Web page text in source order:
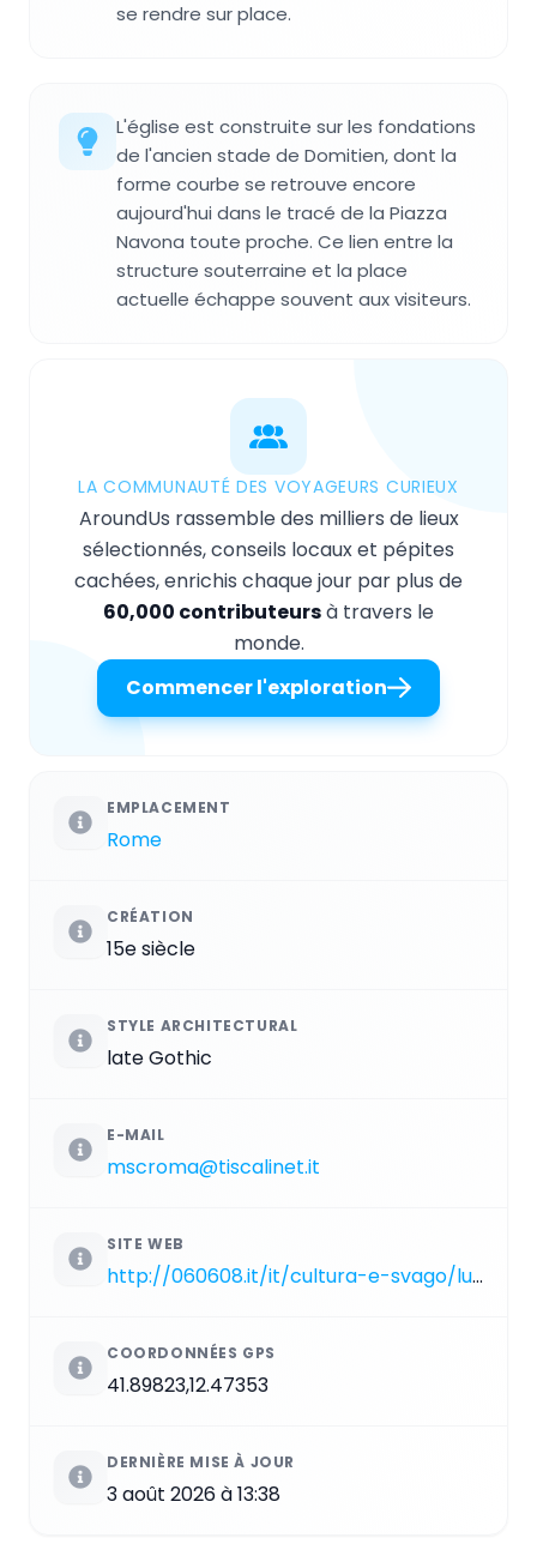
se rendre sur place.
L'église est construite sur les fondations
de l'ancien stade de Domitien, dont la
forme courbe se retrouve encore
aujourd'hui dans le tracé de la Piazza
Navona toute proche. Ce lien entre la
structure souterraine et la place
actuelle échappe souvent aux visiteurs.
LA COMMUNAUTÉ DES VOYAGEURS CURIEUX
AroundUs rassemble des milliers de lieux
sélectionnés, conseils locaux et pépites
cachées, enrichis chaque jour par plus de
60,000 contributeursà travers le
monde.
Commencer l'exploration
EMPLACEMENT
Rome
CRÉATION
15e siècle
STYLE ARCHITECTURAL
late Gothic
E-MAIL
mscroma@tiscalinet.it
SITE WEB
http://060608.it/it/cultura-e-svago/luoghi-di-culto-di-interesse-storico-artistico/chiese-cattoliche/chiesa-nostra-signora-del-sacro-cuore-a-piazza-navona.html
COORDONNÉES GPS
41.89823,12.47353
DERNIÈRE MISE À JOUR
3 août 2026 à 13:38